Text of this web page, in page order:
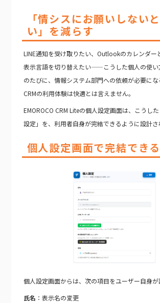
「情シスにお願いしない
い」を減らす
LINE通知を受け取りたい、Outlookのカレンダー
表示言語を切り替えたい——こうした個人の使い
のたびに、情報システム部門への依頼が必要にな
CRMの利用体験は快適とは言えません。
EMOROCO CRM Liteの個人設定画面は、こうし
設定」を、利用者自身が完結できるように設計さ
個人設定画面で完結でき
個人設定画面からは、次の項目をユーザー自身が
氏名 ：表示名の変更